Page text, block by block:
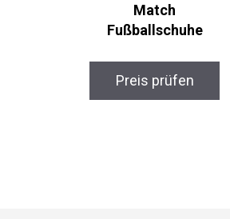
Match
Fußballschuhe
Preis prüfen